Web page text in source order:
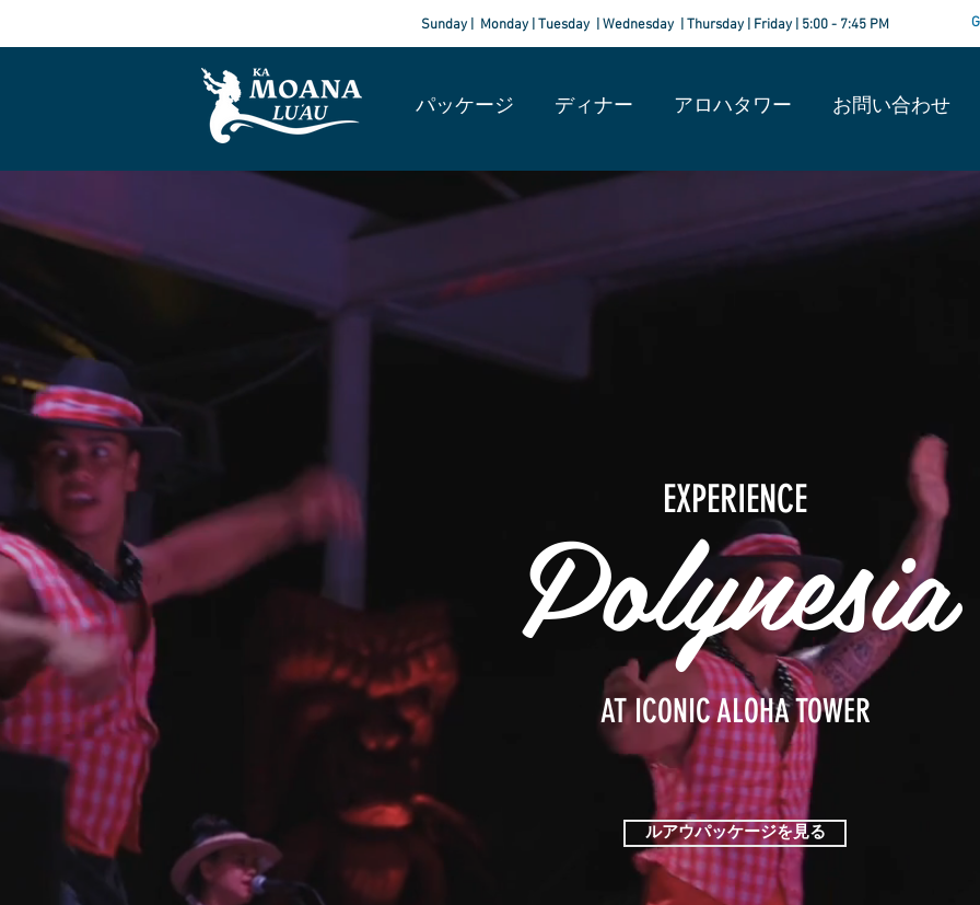
Sunday | Monday | Tuesday | Wednesday | Thursday | Friday | 5:00 - 7:45 PM
パッケージ ディナー アロハタワー お問い合わせ
Polynesia
EXPERIENCE
AT ICONIC ALOHA TOWER
ルアウパッケージを見る